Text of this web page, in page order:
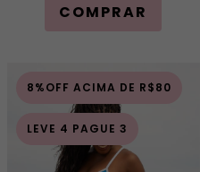
COMPRAR
8%OFF ACIMA DE R$80
LEVE 4 PAGUE 3